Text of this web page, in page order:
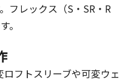
フレックス（S・SR・R
。
フトスリーブや可変ウェ